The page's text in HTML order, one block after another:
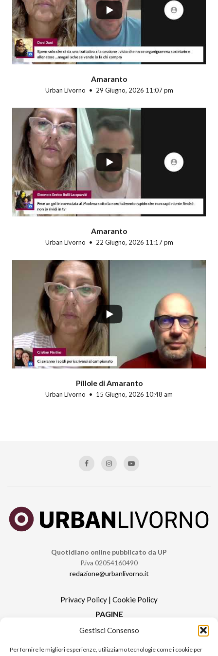
Gestisci Consenso
Per fornire le migliori esperienze, utilizziamo tecnologie come i cookie per
Amaranto
Urban Livorno 29 Giugno, 2026 11:07 pm
Amaranto
Urban Livorno 22 Giugno, 2026 11:17 pm
Pillole di Amaranto
Urban Livorno 15 Giugno, 2026 10:48 am
Quotidiano online pubblicato da UP
P.iva 02054160490
redazione@urbanlivorno.it
Privacy Policy | Cookie Policy
PAGINE
Redazione
Contatti